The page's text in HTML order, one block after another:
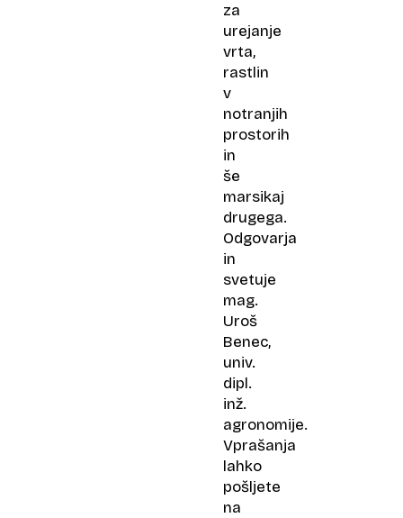
za
urejanje
vrta,
rastlin
v
notranjih
prostorih
in
še
marsikaj
drugega.
Odgovarja
in
svetuje
mag.
Uroš
Benec,
univ.
dipl.
inž.
agronomije.
Vprašanja
lahko
pošljete
na